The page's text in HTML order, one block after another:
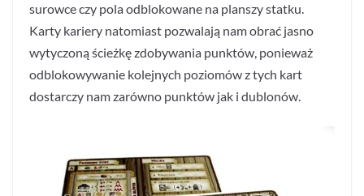
surowce czy pola odblokowane na planszy statku.
Karty kariery natomiast pozwalają nam obrać jasno
wytyczoną ścieżkę zdobywania punktów, ponieważ
odblokowywanie kolejnych poziomów z tych kart
dostarczy nam zarówno punktów jak i dublonów.